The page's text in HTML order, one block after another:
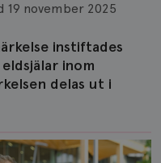
19 november 2025
instiftades
inom
delas ut i